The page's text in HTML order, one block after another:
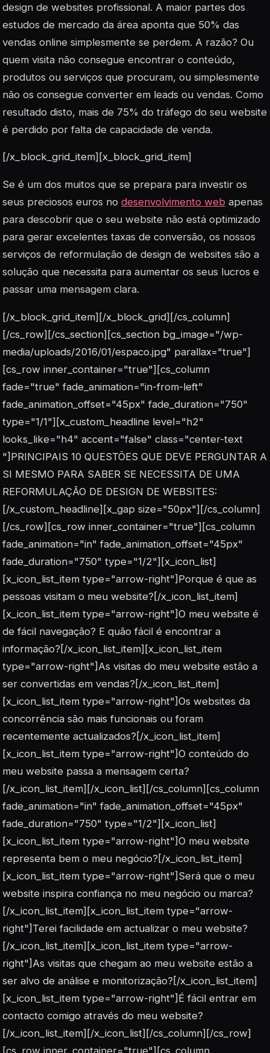
design de websites profissional. A maior partes dos
estudos de mercado da área aponta que 50% das
vendas online simplesmente se perdem. A razão? Ou
quem visita não consegue encontrar o conteúdo,
produtos ou serviços que procuram, ou simplesmente
não os consegue converter em leads ou vendas. Como
resultado disto, mais de 75% do tráfego do seu website
é perdido por falta de capacidade de venda.
[/x_block_grid_item][x_block_grid_item]
Se é um dos muitos que se prepara para investir os
seus preciosos euros no desenvolvimento web apenas
para descobrir que o seu website não está optimizado
para gerar excelentes taxas de conversão, os nossos
serviços de reformulação de design de websites são a
solução que necessita para aumentar os seus lucros e
passar uma mensagem clara.
[/x_block_grid_item][/x_block_grid][/cs_column]
[/cs_row][/cs_section][cs_section bg_image="/wp-
media/uploads/2016/01/espaco.jpg" parallax="true"]
[cs_row inner_container="true"][cs_column
fade="true" fade_animation="in-from-left"
fade_animation_offset="45px" fade_duration="750"
type="1/1"][x_custom_headline level="h2"
looks_like="h4" accent="false" class="center-text
"]PRINCIPAIS 10 QUESTÕES QUE DEVE PERGUNTAR A
SI MESMO PARA SABER SE NECESSITA DE UMA
REFORMULAÇÃO DE DESIGN DE WEBSITES:
[/x_custom_headline][x_gap size="50px"][/cs_column]
[/cs_row][cs_row inner_container="true"][cs_column
fade_animation="in" fade_animation_offset="45px"
fade_duration="750" type="1/2"][x_icon_list]
[x_icon_list_item type="arrow-right"]Porque é que as
pessoas visitam o meu website?[/x_icon_list_item]
[x_icon_list_item type="arrow-right"]O meu website é
de fácil navegação? E quão fácil é encontrar a
informação?[/x_icon_list_item][x_icon_list_item
type="arrow-right"]As visitas do meu website estão a
ser convertidas em vendas?[/x_icon_list_item]
[x_icon_list_item type="arrow-right"]Os websites da
concorrência são mais funcionais ou foram
recentemente actualizados?[/x_icon_list_item]
[x_icon_list_item type="arrow-right"]O conteúdo do
meu website passa a mensagem certa?
[/x_icon_list_item][/x_icon_list][/cs_column][cs_column
fade_animation="in" fade_animation_offset="45px"
fade_duration="750" type="1/2"][x_icon_list]
[x_icon_list_item type="arrow-right"]O meu website
representa bem o meu negócio?[/x_icon_list_item]
[x_icon_list_item type="arrow-right"]Será que o meu
website inspira confiança no meu negócio ou marca?
[/x_icon_list_item][x_icon_list_item type="arrow-
right"]Terei facilidade em actualizar o meu website?
[/x_icon_list_item][x_icon_list_item type="arrow-
right"]As visitas que chegam ao meu website estão a
ser alvo de análise e monitorização?[/x_icon_list_item]
[x_icon_list_item type="arrow-right"]É fácil entrar em
contacto comigo através do meu website?
[/x_icon_list_item][/x_icon_list][/cs_column][/cs_row]